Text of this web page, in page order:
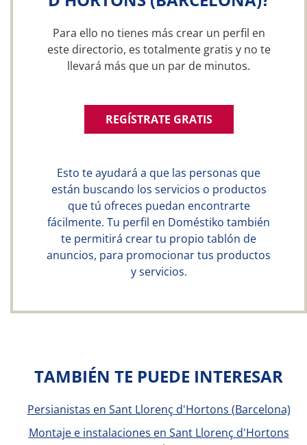
Para ello no tienes más crear un perfil en
este directorio, es totalmente gratis y no te
llevará más que un par de minutos.
REGÍSTRATE GRATIS
Esto te ayudará a que las personas que
están buscando los servicios o productos
que tú ofreces puedan encontrarte
fácilmente. Tu perfil en Doméstiko también
te permitirá crear tu propio tablón de
anuncios, para promocionar tus productos
y servicios.
TAMBIÉN TE PUEDE INTERESAR
Persianistas en Sant Llorenç d'Hortons (Barcelona)
Montaje e instalaciones en Sant Llorenç d'Hortons